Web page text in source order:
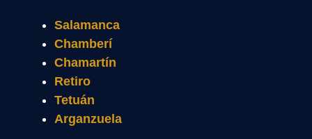
Salamanca
Chamberí
Chamartín
Retiro
Tetuán
Arganzuela